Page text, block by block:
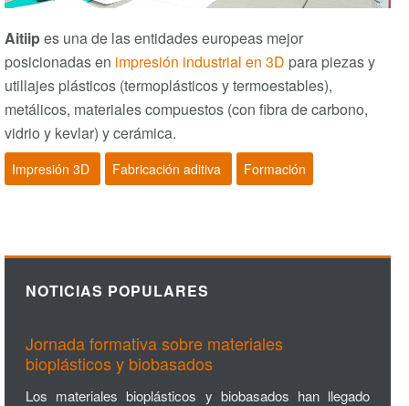
Aitiipes una de las entidades europeas mejor
posicionadas en impresión industrial en 3D para piezas y
utillajes plásticos (termoplásticos y termoestables),
metálicos, materiales compuestos (con fibra de carbono,
vidrio y kevlar) y cerámica.
Impresión 3D Fabricación aditiva Formación
NOTICIAS POPULARES
Jornada formativa sobre materiales
bioplásticos y biobasados
Los materiales bioplásticos y biobasados han llegado